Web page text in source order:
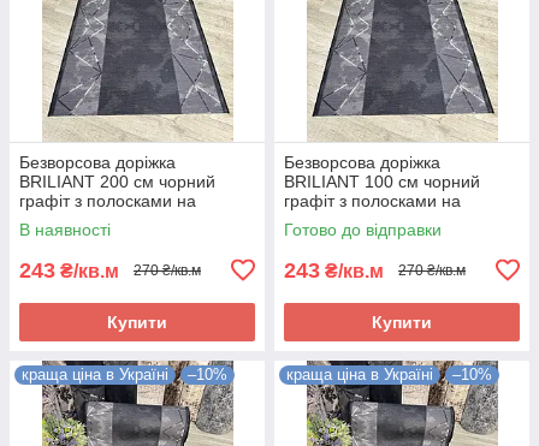
Безворсова доріжка
BRILIANT 200 см чорний
графіт з полосками на
підлогу на кухню, в коридор
В наявності
243 ₴/кв.м 270 ₴/кв.м
Купити
Безворсова доріжка
BRILIANT 100 см чорний
графіт з полосками на
підлогу на кухню, в коридор
Готово до відправки
243 ₴/кв.м 270 ₴/кв.м
Купити
краща ціна в Україні –10% краща ціна в Україні –10%